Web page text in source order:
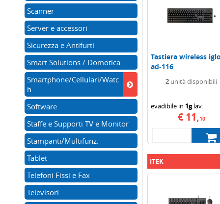
Tastiera wireless
ad-116
2 unità disponibili
evadibile in 1glav.
€ 11,10
ITEK
Scanner
Server e accessori
Sicurezza e Antifurti
Smart Solutions / Domotica
Smartphone/Cellulari/Watc
h
Software
Staffe e Supporti TV e Monitor
Stampanti/Multifunz.
Tablet
Telefoni Fissi e Fax
Televisori